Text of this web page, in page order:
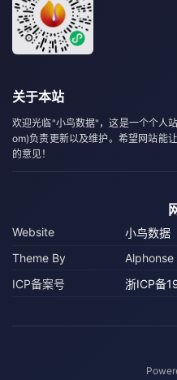
关于本站
欢迎光临"小鸟数据"，这是一个个人
om)负责更新以及维护。希望网站能
的意见！
Website
小鸟数据
Theme By
Alphonse
ICP备案号
浙ICP备